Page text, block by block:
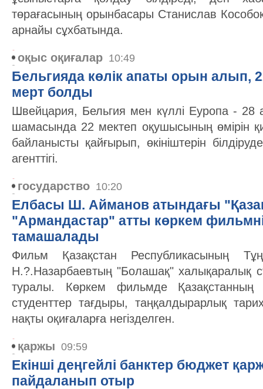
төрағасының орынбасары Станислав
арнайы сұхбатында.
оқыс оқиғалар 10:49
Бельгияда көлік апаты орын алып,
мерт болды
Швейцария, Бельгия мен күллі Еуропа - 28
шамасында 22 мектеп оқушысының өмірін
байланысты қайғырып, өкініштерін
агенттігі.
государство 10:20
Елбасы Ш. Айманов атындағы
"Армандастар" атты көркем
тамашалады
Фильм Қазақстан Республикасының
Н.?.Назарбаевтың "Болашақ" халықаралық
туралы. Көркем фильмде Қазақстанның
студенттер тағдыры, таңқалдырарлық
нақты оқиғаларға негізделген.
қаржы 09:59
Екінші деңгейлі банктер бюджет
пайдаланып отыр